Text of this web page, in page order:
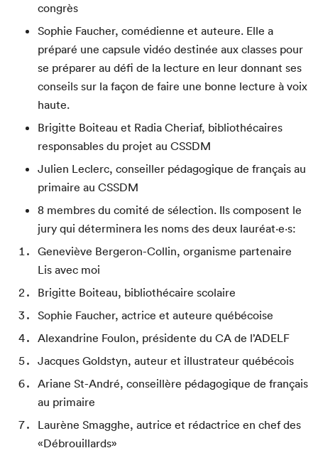
Que cherchez-vous?
congrès
Sophie Faucher, comédienne et auteure. Elle a
préparé une capsule vidéo destinée aux classes pour
se préparer au défi de la lecture en leur donnant ses
conseils sur la façon de faire une bonne lecture à voix
haute.
Brigitte Boiteau et Radia Cheriaf, bibliothécaires
responsables du projet au CSSDM
Julien Leclerc, conseiller pédagogique de français au
primaire au CSSDM
8 membres du comité de sélection. Ils composent le
jury qui déterminera les noms des deux lauréat·e·s:
Geneviève Bergeron-Collin, organisme partenaire
Lis avec moi
Brigitte Boiteau, bibliothécaire scolaire
Sophie Faucher, actrice et auteure québécoise
Alexandrine Foulon, présidente du CA de l’ADELF
Jacques Goldstyn, auteur et illustrateur québécois
Ariane St-André, conseillère pédagogique de français
au primaire
Laurène Smagghe, autrice et rédactrice en chef des
«Débrouillards»